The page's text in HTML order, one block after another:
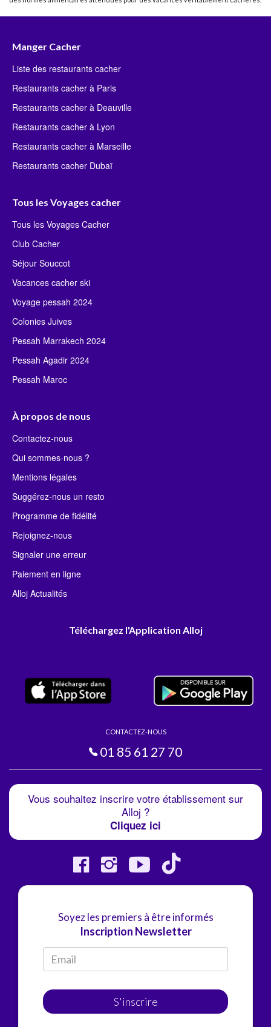
Manger Cacher
Liste des restaurants cacher
Restaurants cacher à Paris
Restaurants cacher à Deauville
Restaurants cacher à Lyon
Restaurants cacher à Marseille
Restaurants cacher Dubaï
Tous les Voyages cacher
Tous les Voyages Cacher
Club Cacher
Séjour Souccot
Vacances cacher ski
Voyage pessah 2024
Colonies Juives
Pessah Marrakech 2024
Pessah Agadir 2024
Pessah Maroc
À propos de nous
Contactez-nous
Qui sommes-nous ?
Mentions légales
Suggérez-nous un resto
Programme de fidélité
Rejoignez-nous
Signaler une erreur
Paiement en ligne
Alloj Actualités
Téléchargez l'Application Alloj
CONTACTEZ-NOUS
01 85 61 27 70
Vous souhaitez inscrire votre établissement sur
Alloj ?
Cliquez ici
Soyez les premiers à être informés
Inscription Newsletter
S'inscrire